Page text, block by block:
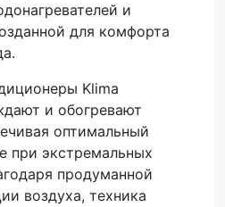
и
для комфорта
Klima
и обогревают
оптимальный
при экстремальных
продуманной
воздуха, техника